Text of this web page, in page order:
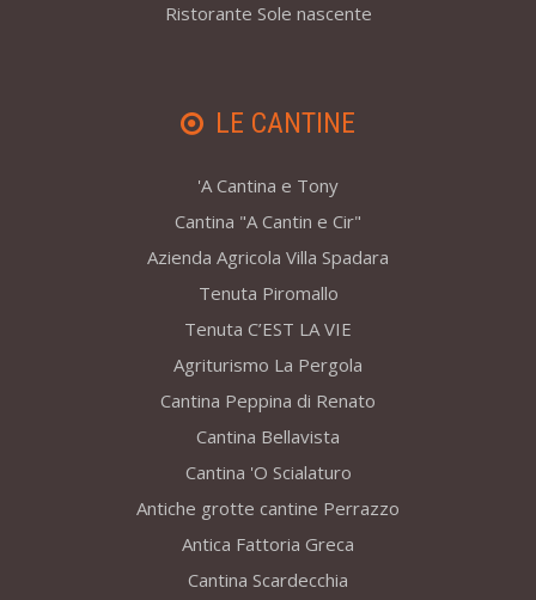
Ristorante Sole nascente
LE CANTINE
'A Cantina e Tony
Cantina "A Cantin e Cir"
Azienda Agricola Villa Spadara
Tenuta Piromallo
Tenuta C’EST LA VIE
Agriturismo La Pergola
Cantina Peppina di Renato
Cantina Bellavista
Cantina 'O Scialaturo
Antiche grotte cantine Perrazzo
Antica Fattoria Greca
Cantina Scardecchia